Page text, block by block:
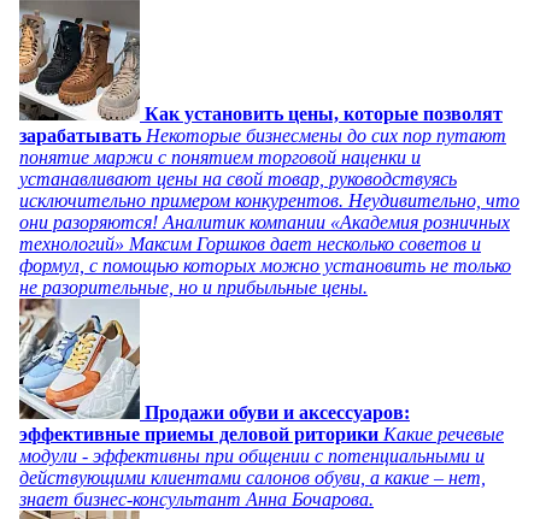
Как установить цены, которые позволят
зарабатывать Некоторые бизнесмены до сих пор путают
понятие маржи с понятием торговой наценки и
устанавливают цены на свой товар, руководствуясь
исключительно примером конкурентов. Неудивительно, что
они разоряются! Аналитик компании «Академия розничных
технологий» Максим Горшков дает несколько советов и
формул, с помощью которых можно установить не только
не разорительные, но и прибыльные цены.
Продажи обуви и аксессуаров:
эффективные приемы деловой риторики Какие речевые
модули - эффективны при общении с потенциальными и
действующими клиентами салонов обуви, а какие – нет,
знает бизнес-консультант Анна Бочарова.